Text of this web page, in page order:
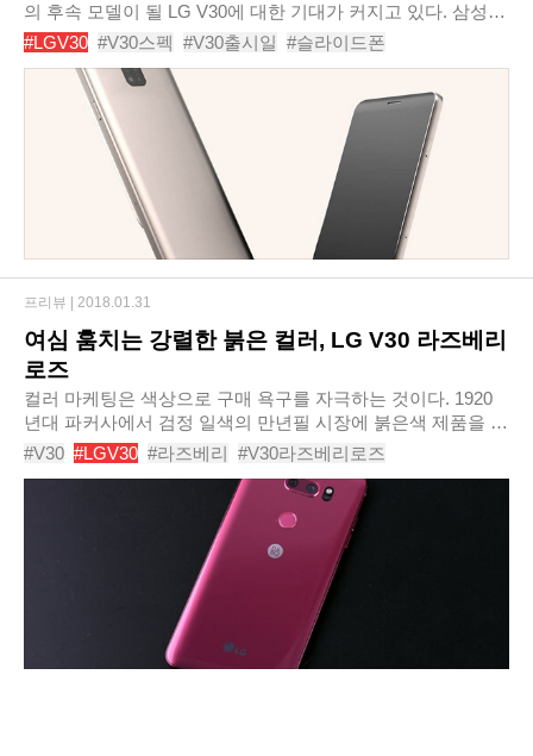
의 후속 모델이 될 LG V30에 대한 기대가 커지고 있다. 삼성보
다 먼저 베젤리스 디자인을 채택하고 듀얼 카메라로 무장했던
G6에서 V30은 어떻게 발전된 모습으로 나타..
#LGV30 #V30스펙 #V30출시일 #슬라이드폰
#갤럭시노트8 #아이폰8 #블랙베리 #세컨드스크린
#V30세컨드스크린
#v30
여심 훔치는 강렬한 붉은 컬러, LG V30 라즈베리
로즈
컬러 마케팅은 색상으로 구매 욕구를 자극하는 것이다. 1920
년대 파커사에서 검정 일색의 만년필 시장에 붉은색 제품을 내
놓으면서 시작되었다고 보고 있다. 지금도 국내외에서 컬러 마
케팅은 활발하게 이루어지고 있으며, IT ..
#V30 #LGV30 #라즈베리 #V30라즈베리로즈
#라즈베리로즈 #V30핑크 #V30레드 #V30라즈베리
프리뷰 | 2018.01.31